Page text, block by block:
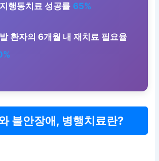
행동치료 성공률 65%
환자의 6개월 내 재치료 필요율
불안장애, 병행치료란?